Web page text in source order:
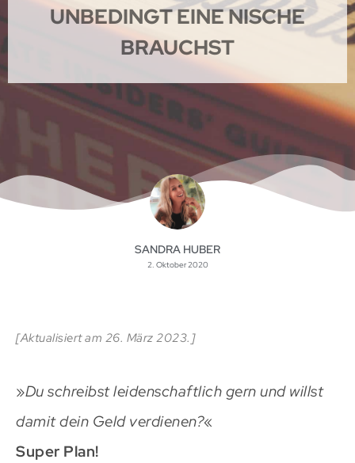
UNBEDINGT EINE NISCHE
BRAUCHST
SANDRA HUBER
2. Oktober 2020
[Aktualisiert am 26. März 2023.]
»Du schreibst leidenschaftlich gern und willst
damit dein Geld verdienen?«
Super Plan!